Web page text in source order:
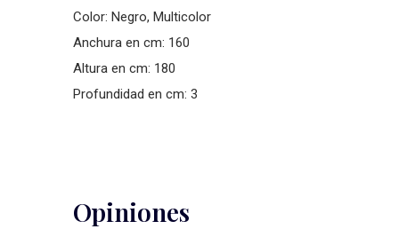
Color: Negro, Multicolor
Anchura en cm: 160
Altura en cm: 180
Profundidad en cm: 3
Opiniones